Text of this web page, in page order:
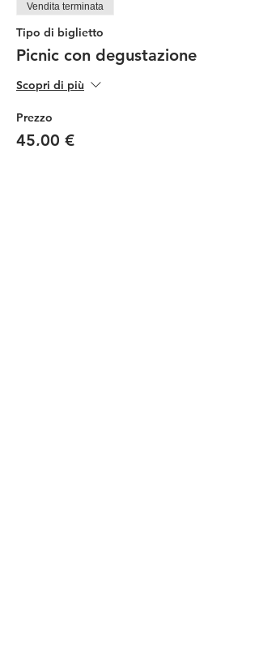
Vendita terminata
Tipo di biglietto
Picnic con degustazione
Scopri di più
Prezzo
45,00 €